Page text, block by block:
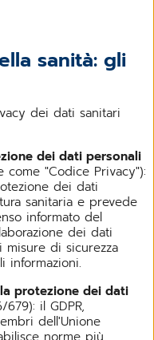
sanità: gli
dei dati sanitari
dei dati personali
come "Codice Privacy"):
dei dati
sanitaria e prevede
informato del
dei dati
misure di sicurezza
informazioni.
protezione dei dati
679): il GDPR,
dell'Unione